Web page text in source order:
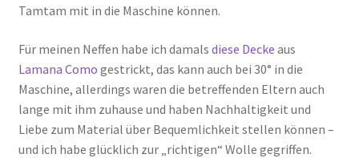
Tamtam mit in die Maschine können.
Für meinen Neffen habe ich damals diese Decke aus
Lamana Como gestrickt, das kann auch bei 30° in die
Maschine, allerdings waren die betreffenden Eltern auch
lange mit ihm zuhause und haben Nachhaltigkeit und
Liebe zum Material über Bequemlichkeit stellen können –
und ich habe glücklich zur „richtigen“ Wolle gegriffen.